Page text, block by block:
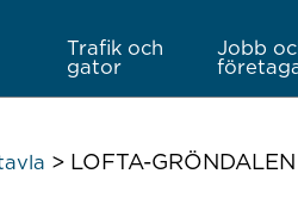
Trafik och
gator
Jobb
> LOFTA-